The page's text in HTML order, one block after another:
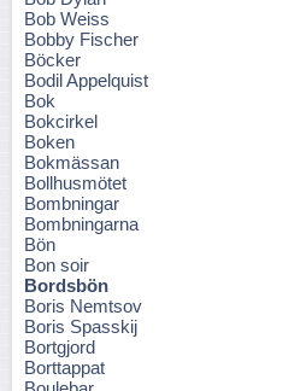
Bob Weiss
Bobby Fischer
Böcker
Bodil Appelquist
Bok
Bokcirkel
Boken
Bokmässan
Bollhusmötet
Bombningar
Bombningarna
Bön
Bon soir
Bordsbön
Boris Nemtsov
Boris Spasskij
Bortgjord
Borttappat